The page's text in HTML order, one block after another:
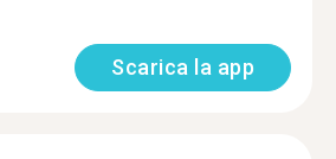
Scarica la app